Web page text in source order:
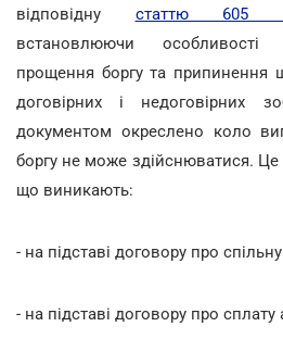
відповідну статтю 605
встановлюючи особливості
прощення боргу та припинення
договірних і недоговірних
документом окреслено коло
боргу не може здійснюватися. Це
що виникають:
- на підставі договору про спільну
- на підставі договору про сплату